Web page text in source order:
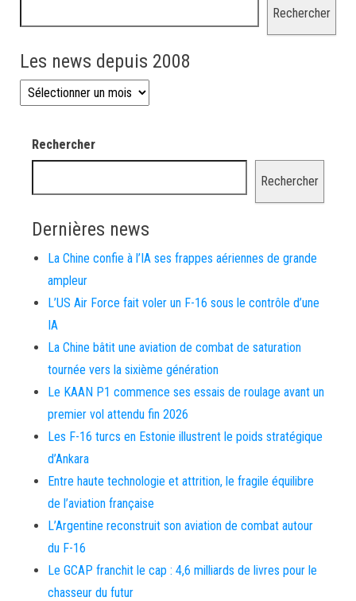
Rechercher
Les news depuis 2008
Les news depuis 2008
Rechercher
Rechercher
Dernières news
La Chine confie à l’IA ses frappes aériennes de grande
ampleur
L’US Air Force fait voler un F-16 sous le contrôle d’une
IA
La Chine bâtit une aviation de combat de saturation
tournée vers la sixième génération
Le KAAN P1 commence ses essais de roulage avant un
premier vol attendu fin 2026
Les F-16 turcs en Estonie illustrent le poids stratégique
d’Ankara
Entre haute technologie et attrition, le fragile équilibre
de l’aviation française
L’Argentine reconstruit son aviation de combat autour
du F-16
Le GCAP franchit le cap : 4,6 milliards de livres pour le
chasseur du futur